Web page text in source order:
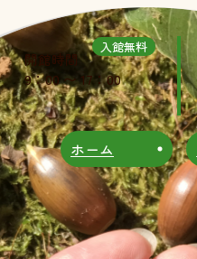
開館時間
9：00 〜 17：00
入館無料
ホーム